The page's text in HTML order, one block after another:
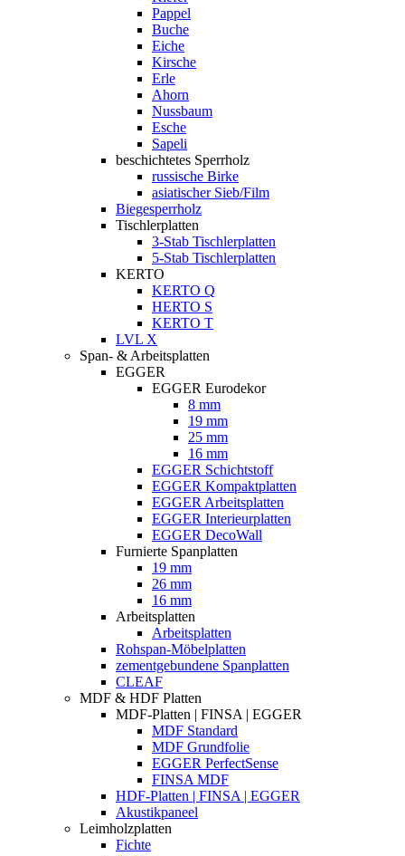
Pappel
Buche
Eiche
Kirsche
Erle
Ahorn
Nussbaum
Esche
Sapeli
beschichtetes Sperrholz
russische Birke
asiatischer Sieb/Film
Biegesperrholz
Tischlerplatten
3-Stab Tischlerplatten
5-Stab Tischlerplatten
KERTO
KERTO Q
HERTO S
KERTO T
LVL X
Span- & Arbeitsplatten
EGGER
EGGER Eurodekor
8 mm
19 mm
25 mm
16 mm
EGGER Schichtstoff
EGGER Kompaktplatten
EGGER Arbeitsplatten
EGGER Interieurplatten
EGGER DecoWall
Furnierte Spanplatten
19 mm
26 mm
16 mm
Arbeitsplatten
Arbeitsplatten
Rohspan-Möbelplatten
zementgebundene Spanplatten
CLEAF
MDF & HDF Platten
MDF-Platten | FINSA | EGGER
MDF Standard
MDF Grundfolie
EGGER PerfectSense
FINSA MDF
HDF-Platten | FINSA | EGGER
Akustikpaneel
Leimholzplatten
Fichte